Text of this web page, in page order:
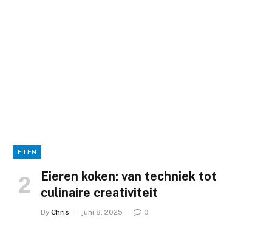
ETEN
Eieren koken: van techniek tot
culinaire creativiteit
By Chris juni 8, 2025 0